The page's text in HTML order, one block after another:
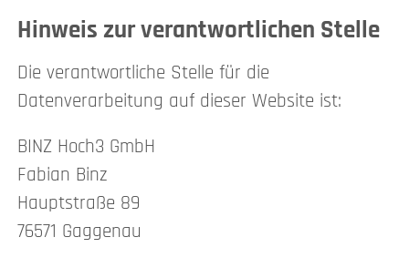
Hinweis zur verantwortlichen Stelle
Die verantwortliche Stelle für die
Datenverarbeitung auf dieser Website ist:
BINZ Hoch3 GmbH
Fabian Binz
Hauptstraße 89
76571 Gaggenau